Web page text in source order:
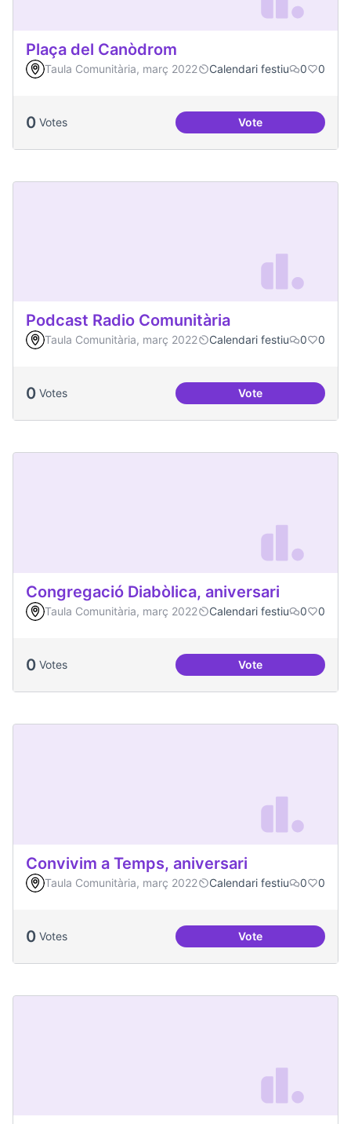
Plaça del Canòdrom
Taula Comunitària, març 2022 Calendari festiu 0 0
0 Votes VotePlaça del
Podcast Radio Comunitària
Taula Comunitària, març 2022 Calendari festiu 0 0
0 Votes VotePodcast Radio
Congregació Diabòlica, aniversari
Taula Comunitària, març 2022 Calendari festiu 0 0
0 Votes VoteCongregació
Convivim a Temps, aniversari
Taula Comunitària, març 2022 Calendari festiu 0 0
0 Votes VoteConvivim a